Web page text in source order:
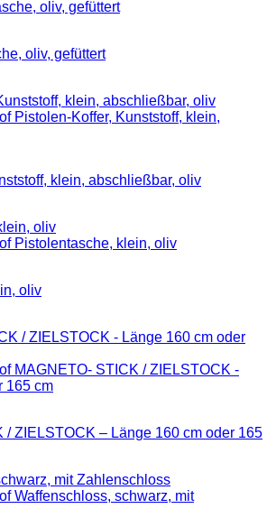
oliv, gefüttert
klein, abschließbar, oliv
oliv
/ ZIELSTOCK – Länge 160 cm oder 165